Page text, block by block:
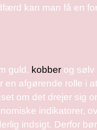
kan man få en
guld, kobber og sølv
en afgørende rolle i
om det drejer sig
indikatorer,
indsigt. Derfor